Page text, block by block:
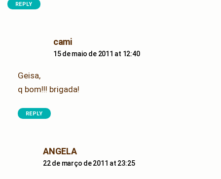
REPLY
camisays:
15 de maio de 2011 at 12:40
Geisa,
q bom!!! brigada!
REPLY
ANGELAsays:
22 de março de 2011 at 23:25